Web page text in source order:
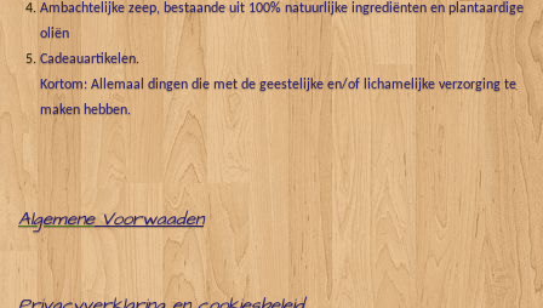
Ambachtelijke zeep, bestaande uit 100% natuurlijke ingrediënten en plantaardige
oliën
Cadeauartikelen.
Kortom: Allemaal dingen die met de geestelijke en/of lichamelijke verzorging te
maken hebben.
Algemene Voorwaaden